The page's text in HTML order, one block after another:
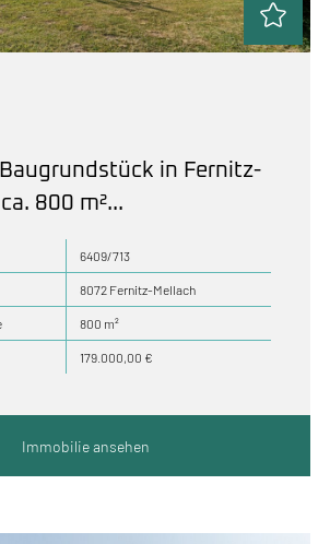
in Fernitz-
800 m²...
6409/713
8072 Fernitz-Mellach
800 m²
179.000,00 €
Immobilie ansehen